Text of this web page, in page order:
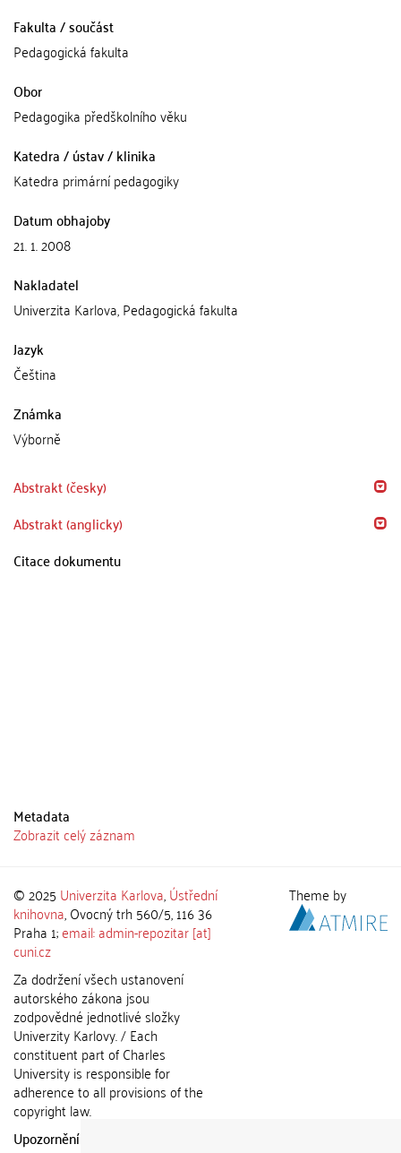
Fakulta / součást
Pedagogická fakulta
Obor
Pedagogika předškolního věku
Katedra / ústav / klinika
Katedra primární pedagogiky
Datum obhajoby
21. 1. 2008
Nakladatel
Univerzita Karlova, Pedagogická fakulta
Jazyk
Čeština
Známka
Výborně
Abstrakt (česky)
Abstrakt (anglicky)
Citace dokumentu
Metadata
Zobrazit celý záznam
© 2025 Univerzita Karlova,Ústřední
knihovna, Ovocný trh 560/5, 116 36
Praha 1;email: admin-repozitar [at]
cuni.cz
Za dodržení všech ustanovení
autorského zákona jsou
zodpovědné jednotlivé složky
Univerzity Karlovy. / Each
constituent part of Charles
University is responsible for
adherence to all provisions of the
copyright law.
Upozornění / Notice:
Theme by